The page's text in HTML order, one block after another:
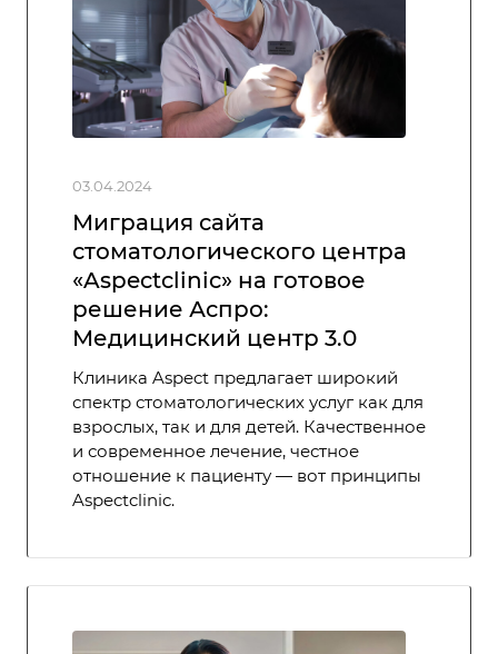
03.04.2024
Миграция сайта
стоматологического центра
«Aspectclinic» на готовое
решение Аспро:
Медицинский центр 3.0
Клиника Aspect предлагает широкий
спектр стоматологических услуг как для
взрослых, так и для детей. Качественное
и современное лечение, честное
отношение к пациенту — вот принципы
Aspectclinic.